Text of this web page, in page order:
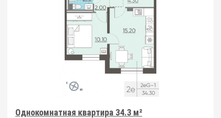
Однокомнатная квартира 34.3 м²